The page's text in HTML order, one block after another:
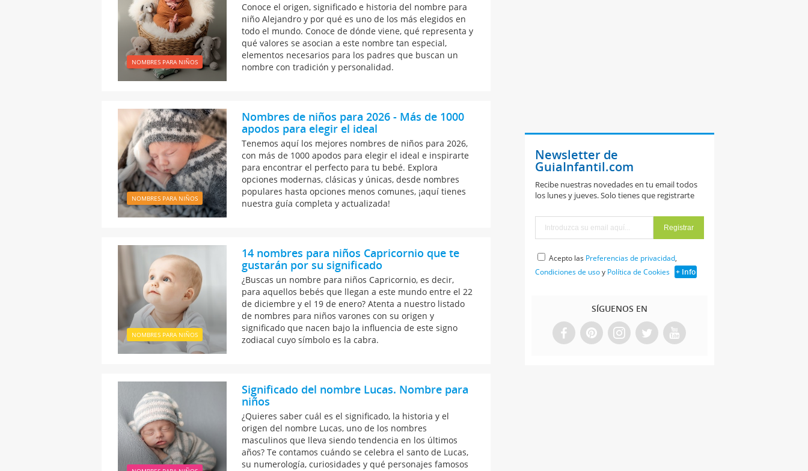
NOMBRES PARA NIÑOS
Conoce el origen, significado e historia del nombre para
niño Alejandro y por qué es uno de los más elegidos en
todo el mundo. Conoce de dónde viene, qué representa y
qué valores se asocian a este nombre tan especial,
elementos necesarios para los padres que buscan un
nombre con tradición y personalidad.
NOMBRES PARA NIÑOS
Nombres de niños para 2026 - Más de 1000
apodos para elegir el ideal
Tenemos aquí los mejores nombres de niños para 2026,
con más de 1000 apodos para elegir el ideal e inspirarte
para encontrar el perfecto para tu bebé. Explora
opciones modernas, clásicas y únicas, desde nombres
populares hasta opciones menos comunes, ¡aquí tienes
nuestra guía completa y actualizada!
NOMBRES PARA NIÑOS
14 nombres para niños Capricornio que te
gustarán por su significado
¿Buscas un nombre para niños Capricornio, es decir,
para aquellos bebés que llegan a este mundo entre el 22
de diciembre y el 19 de enero? Atenta a nuestro listado
de nombres para niños varones con su origen y
significado que nacen bajo la influencia de este signo
zodiacal cuyo símbolo es la cabra.
Significado del nombre Lucas. Nombre para
niños
¿Quieres saber cuál es el significado, la historia y el
origen del nombre Lucas, uno de los nombres
masculinos que lleva siendo tendencia en los últimos
años? Te contamos cuándo se celebra el santo de Lucas,
su numerología, curiosidades y qué personajes famosos
Newsletter de
GuiaInfantil.com
Recibe nuestras novedades en tu email todos
los lunes y jueves. Solo tienes que registrarte
Acepto las Preferencias de privacidad,
Condiciones de usoy Política de Cookies + Info
SÍGUENOS EN